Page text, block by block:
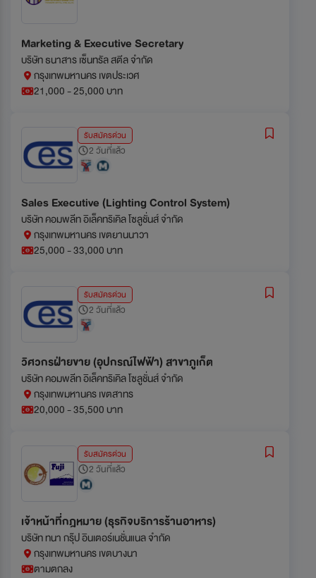
Marketing & Executive Secretary
บริษัท ธนาสาร เซ็นทรัล สตีล จำกัด
กรุงเทพมหานคร เขตประเวศ
21,000 - 25,000 บาท
รับสมัครด่วน
2 วันที่แล้ว
Sales Executive (Lighting Control System)
บริษัท คอมพลีท อิเล็คทริเคิล โซลูชั่นส์ จำกัด
กรุงเทพมหานคร เขตยานนาวา
25,000 - 33,000 บาท
รับสมัครด่วน
2 วันที่แล้ว
วิศวกรฝ่ายขาย (อุปกรณ์ไฟฟ้า) สาขาภูเก็ต
บริษัท คอมพลีท อิเล็คทริเคิล โซลูชั่นส์ จำกัด
กรุงเทพมหานคร เขตสาทร
20,000 - 35,500 บาท
รับสมัครด่วน
2 วันที่แล้ว
เจ้าหน้าที่กฎหมาย (ธุรกิจบริการร้านอาหาร)
บริษัท ทนา กรุ๊ป อินเตอร์เนชั่นแนล จำกัด
กรุงเทพมหานคร เขตบางนา
ตามตกลง